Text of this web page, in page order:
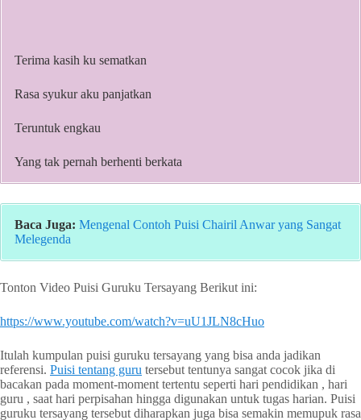
Terima kasih ku sematkan
Rasa syukur aku panjatkan
Teruntuk engkau
Yang tak pernah berhenti berkata
Baca Juga: Mengenal Contoh Puisi Chairil Anwar yang Sangat
Melegenda
Tonton Video Puisi Guruku Tersayang Berikut ini:
https://www.youtube.com/watch?v=uU1JLN8cHuo
Itulah kumpulan puisi guruku tersayang yang bisa anda jadikan
referensi. Puisi tentang guru tersebut tentunya sangat cocok jika di
bacakan pada moment-moment tertentu seperti hari pendidikan , hari
guru , saat hari perpisahan hingga digunakan untuk tugas harian. Puisi
guruku tersayang tersebut diharapkan juga bisa semakin memupuk rasa